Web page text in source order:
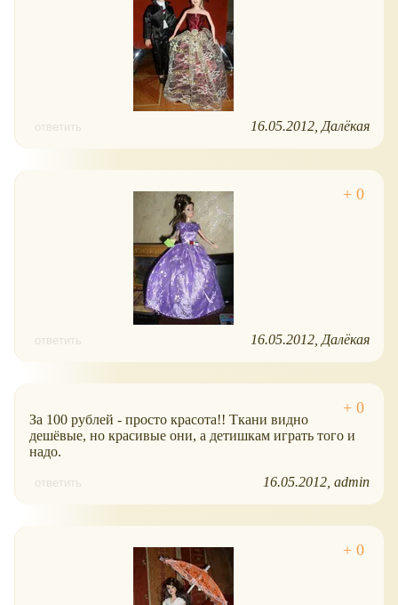
ответить 16.05.2012 Далёкая
ответить 16.05.2012 Далёкая
За 100 рублей - просто красота!! Ткани видно
дешёвые, но красивые они, а детишкам играть того и
надо.
ответить 16.05.2012 admin